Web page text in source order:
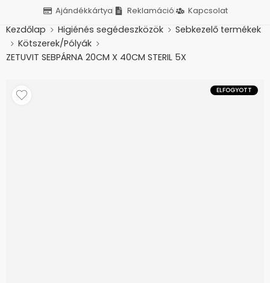
Ajándékkártya Reklamáció Kapcsolat
Kezdőlap Higiénés segédeszközök
Sebkezelő termékek
Kötszerek/Pólyák
ZETUVIT SEBPÁRNA 20CM X 40CM STERIL 5X
ELFOGYOTT